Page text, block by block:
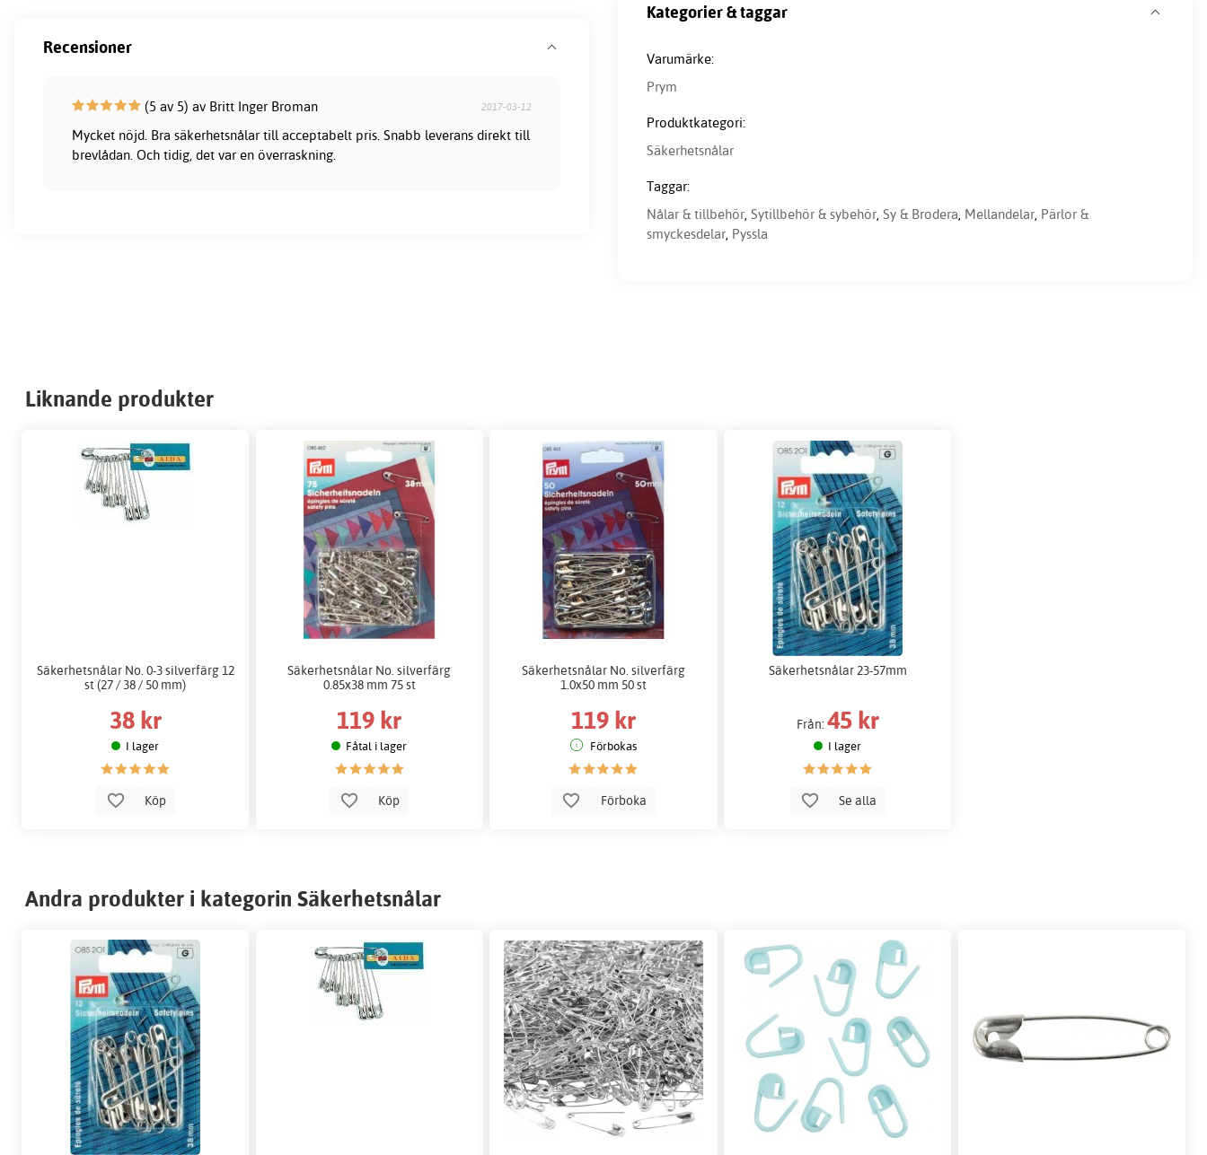
Kategorier & taggar
Varumärke:
Prym
Produktkategori:
Säkerhetsnålar
Taggar:
Nålar & tillbehör, Sytillbehör & sybehör, Sy & Brodera, Mellandelar, Pärlor &
smyckesdelar, Pyssla
Recensioner
(5 av 5) av Britt Inger Broman 2017-03-12
Mycket nöjd. Bra säkerhetsnålar till acceptabelt pris. Snabb leverans direkt till
brevlådan. Och tidig, det var en överraskning.
Liknande produkter
Säkerhetsnålar No. 0-3 silverfärg 12
st (27 / 38 / 50 mm)
38 kr
I lager
Köp
Säkerhetsnålar No. silverfärg
0.85x38 mm 75 st
119 kr
Fåtal i lager
Köp
Säkerhetsnålar No. silverfärg
1.0x50 mm 50 st
119 kr
Förbokas
Förboka
Säkerhetsnålar 23-57mm
Från: 45 kr
I lager
Se alla
Andra produkter i kategorin Säkerhetsnålar